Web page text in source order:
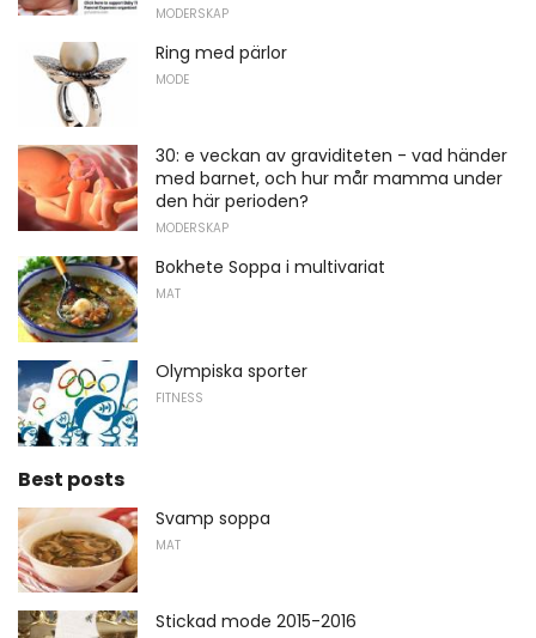
MODERSKAP
Ring med pärlor
MODE
30: e veckan av graviditeten - vad händer
med barnet, och hur mår mamma under
den här perioden?
MODERSKAP
Bokhete Soppa i multivariat
MAT
Olympiska sporter
FITNESS
Best posts
Svamp soppa
MAT
Stickad mode 2015-2016